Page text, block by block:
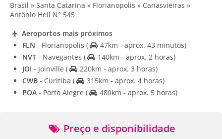
Brasil » Santa Catarina » Florianopolis » Canasvieiras »
Antônio Heil N° 545
Aeroportos mais próximos
FLN - Florianopolis (
47km - aprox. 43 minutos)
NVT - Navegantes (
140km - aprox. 2 horas)
JOI - Joinville (
220km - aprox. 3 horas)
CWB - Curitiba (
315km - aprox. 4 horas)
POA - Porto Alegre ( 480km - aprox. 5 horas)
Preço e disponibilidade